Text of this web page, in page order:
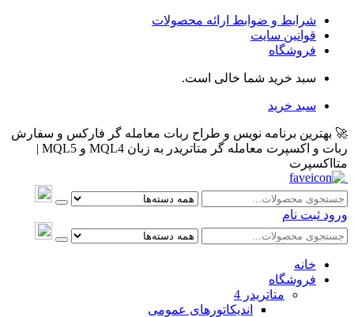
شرایط و ضوابط ارائه محصولات
قوانین سایت
فروشگاه
سبد خرید شما خالی است.
سبد خرید
🚀 بهترین برنامه نویس و طراح ربات معامله گر فارکس و سفارش
ربات و اکسپرت معامله گر متاتریدر به زبان MQL4 و MQL5 |
متااکسپرت
ورود ثبت نام
خانه
فروشگاه
متاتريدر 4
اندیکاتورهای عمومی